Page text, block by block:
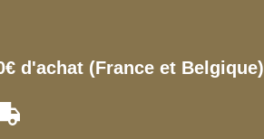
d'achat (France et Belgique)